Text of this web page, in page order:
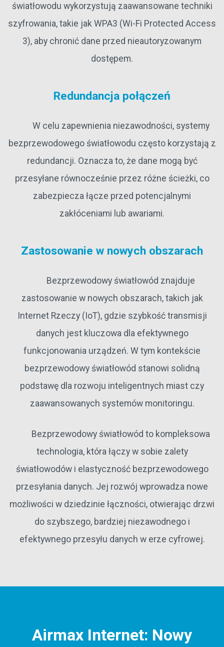
światłowodu wykorzystują zaawansowane techniki
szyfrowania, takie jak WPA3 (Wi-Fi Protected Access
3), aby chronić dane przed nieautoryzowanym
dostępem.
Redundancja połączeń
W celu zapewnienia niezawodności, systemy
bezprzewodowego światłowodu często korzystają z
redundancji. Oznacza to, że dane mogą być
przesyłane równocześnie przez różne ścieżki, co
zabezpiecza łącze przed potencjalnymi
zakłóceniami lub awariami.
Zastosowanie w nowych obszarach
Bezprzewodowy światłowód znajduje
zastosowanie w nowych obszarach, takich jak
Internet Rzeczy (IoT), gdzie szybkość transmisji
danych jest kluczowa dla efektywnego
funkcjonowania urządzeń. W tym kontekście
bezprzewodowy światłowód stanowi solidną
podstawę dla rozwoju inteligentnych miast czy
zaawansowanych systemów monitoringu.
Bezprzewodowy światłowód to kompleksowa
technologia, która łączy w sobie zalety
światłowodów i elastyczność bezprzewodowego
przesyłania danych. Jej rozwój wprowadza nowe
możliwości w dziedzinie łączności, otwierając drzwi
do szybszego, bardziej niezawodnego i
efektywnego przesyłu danych w erze cyfrowej.
Airmax Internet: Nowy